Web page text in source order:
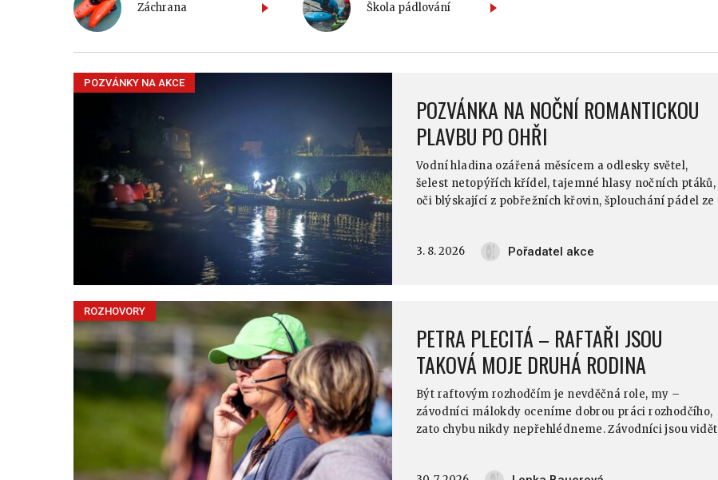
Záchrana Škola pádlování
POZVÁNKY NA AKCE
POZVÁNKA NA NOČNÍ ROMANTICKOU
PLAVBU PO OHŘI
Vodní hladina ozářená měsícem a odlesky světel,
šelest netopýřích křídel, tajemné hlasy nočních ptáků,
oči blýskající z pobřežních křovin, šplouchání pádel ze
3. 8. 2026 Pořadatel akce
ROZHOVORY
PETRA PLECITÁ – RAFTAŘI JSOU
TAKOVÁ MOJE DRUHÁ RODINA
Být raftovým rozhodčím je nevděčná role, my –
závodníci málokdy oceníme dobrou práci rozhodčího,
zato chybu nikdy nepřehlédneme. Závodníci jsou vidět